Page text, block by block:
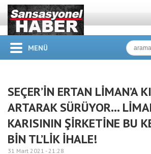
MENÜ
SEÇER’İN ERTAN LİMAN’A
ARTARAK SÜRÜYOR…
KARISININ ŞİRKETİNE BU
BİN TL’LİK İHALE!
31 Mart 2021 -21:28